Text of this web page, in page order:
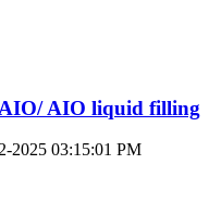
AIO liquid filling
2025 03:15:01 PM